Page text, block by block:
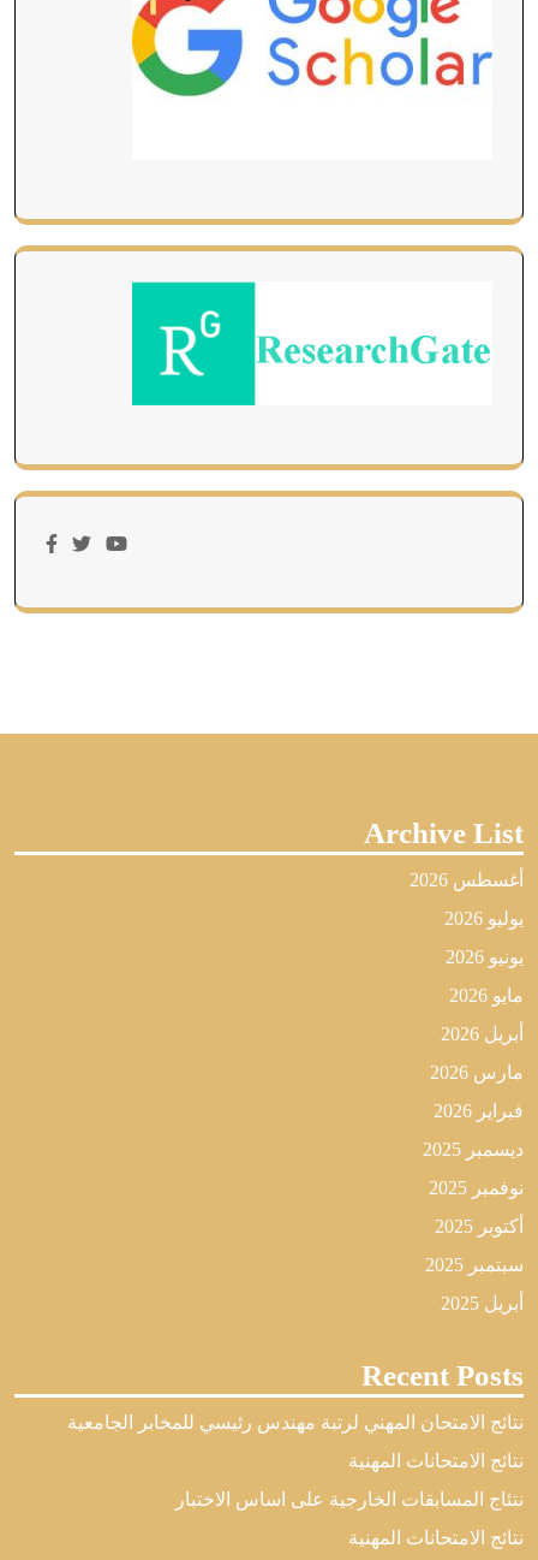
Archive List
أغسطس 2026
يوليو 2026
يونيو 2026
مايو 2026
أبريل 2026
مارس 2026
فبراير 2026
ديسمبر 2025
نوفمبر 2025
أكتوبر 2025
سبتمبر 2025
أبريل 2025
Recent Posts
نتائج الامتحان المهني لرتبة مهندس رئيسي للمخابر الجامعية
نتائج الامتحانات المهنية
نتئاج المسابقات الخارجية على اساس الاختبار
نتائج الامتحانات المهنية